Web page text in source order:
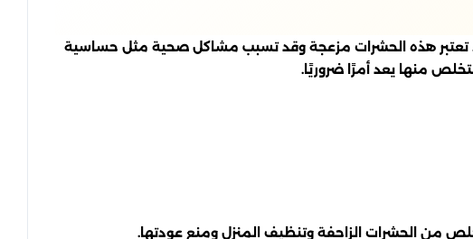
تعتبر هذه الحشرات مزعجة وقد تسبب مشاكل صحية مثل حساسية
منها يعد أمرًا ضروريًا.
من الحشرات الزاحفة وتنظيف المنزل ومنع عودتها.